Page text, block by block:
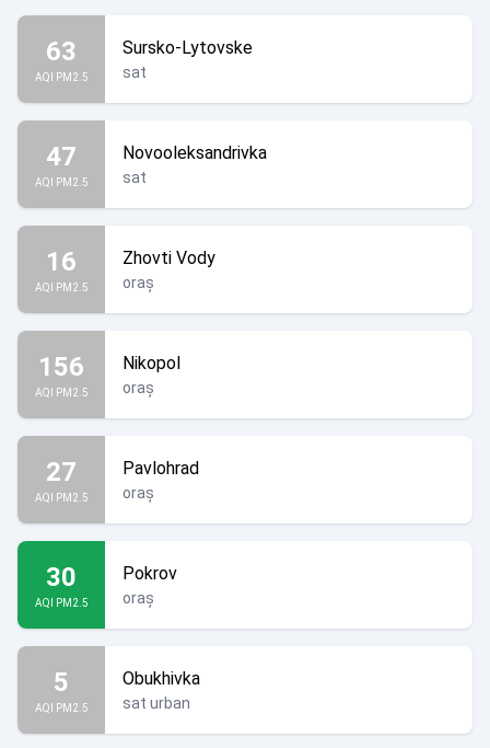
63
AQI PM2.5
Sursko-Lytovske
sat
47
AQI PM2.5
Novooleksandrivka
sat
16
AQI PM2.5
Zhovti Vody
oraș
156
AQI PM2.5
Nikopol
oraș
27
AQI PM2.5
Pavlohrad
oraș
30
AQI PM2.5
Pokrov
oraș
5
AQI PM2.5
Obukhivka
sat urban